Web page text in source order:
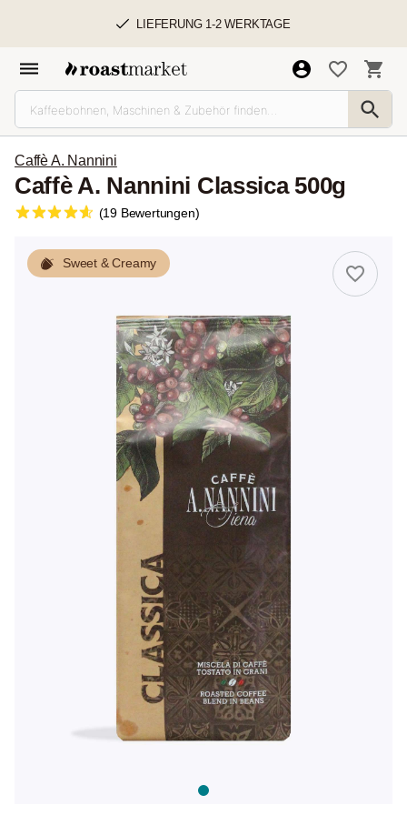
LIEFERUNG 1-2 WERKTAGE
Caffè A. Nannini
Caffè A. Nannini Classica 500g
(19 Bewertungen)
Sweet & Creamy